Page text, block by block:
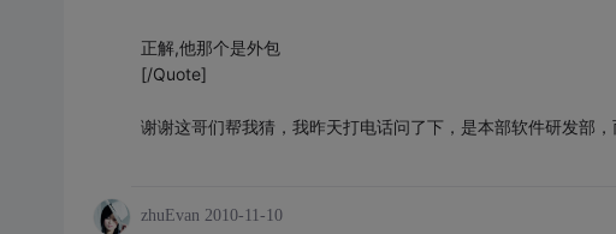
正解,他那个是外包
[/Quote]
谢谢这哥们帮我猜，我昨天打电话问了下，是本部软件研发部，
zhuEvan 2010-11-10